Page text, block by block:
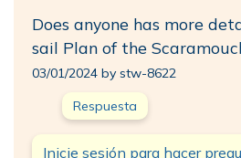
Does anyone has more
sail Plan of the
03/01/2024 by stw-8622
Respuesta
Inicie sesión para hacer